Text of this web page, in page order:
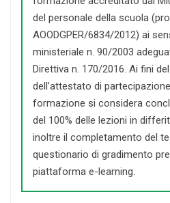
del personale della scuola
AOODGPER/6834/2012) ai
ministeriale n. 90/2003
Direttiva n. 170/2016. Ai fini
dell’attestato di
formazione si considera
del 100% delle lezioni in
inoltre il completamento del
questionario di gradimento
piattaforma e-learning.